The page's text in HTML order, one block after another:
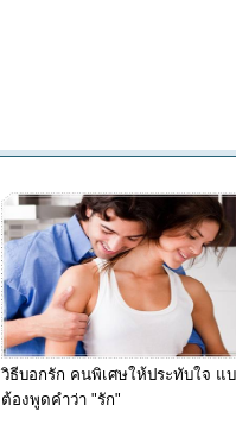
วิธีบอกรัก คนพิเศษให้ประทับใจ แ
ต้องพูดคำว่า "รัก"